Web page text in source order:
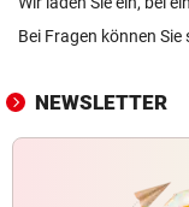
Bei Fragen können
NEWSLETTER